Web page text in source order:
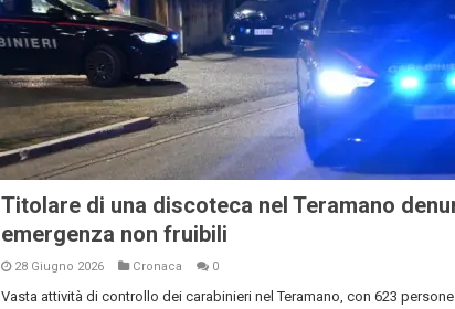
Titolare di una discoteca nel Teramano
emergenza non fruibili
28 Giugno 2026 Cronaca 0
Vasta attività di controllo dei carabinieri nel Teramano, con 623